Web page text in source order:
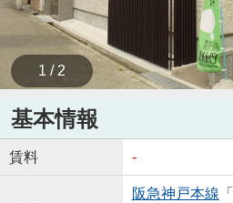
1 / 2
基本情報
賃料 -
阪急神戸本線 「